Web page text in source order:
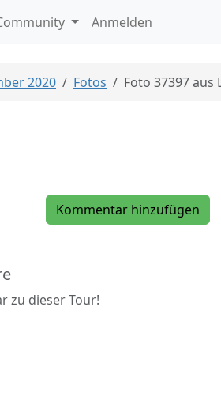
Anmelden
2020 Fotos Foto 37397 aus
Kommentar hinzufügen
zu dieser Tour!